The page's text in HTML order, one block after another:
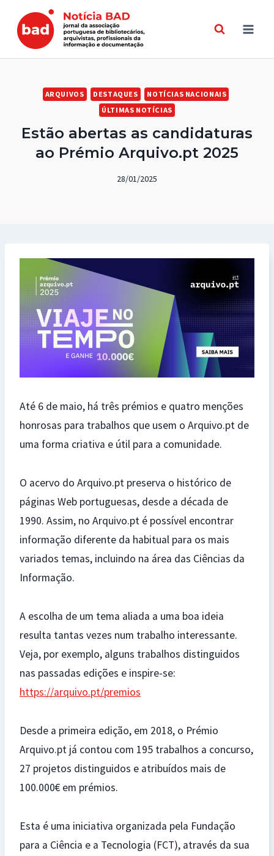
content
ARQUIVOS DESTAQUES
NOTÍCIAS NACIONAIS
ÚLTIMAS NOTÍCIAS
Estão abertas as candidaturas
ao Prémio Arquivo.pt 2025
28/01/2025
Até 6 de maio, há três prémios e quatro menções
honrosas para trabalhos que usem o Arquivo.pt de
uma forma criativa e útil para a comunidade.
O acervo do Arquivo.pt preserva o histórico de
páginas Web portuguesas, desde a década de
1990. Assim, no Arquivo.pt é possível encontrar
informação diferente da habitual para os mais
variados temas, incluindo na área das Ciências da
Informação.
A escolha de um tema aliada a uma boa ideia
resulta tantas vezes num trabalho interessante.
Veja, por exemplo, alguns trabalhos distinguidos
nas passadas edições e inspire-se:
https://arquivo.pt/premios
Desde a primeira edição, em 2018, o Prémio
Arquivo.pt já contou com 195 trabalhos a concurso,
27 projetos distinguidos e atribuídos mais de
100.000€ em prémios.
Esta é uma iniciativa organizada pela Fundação
para a Ciência e a Tecnologia (FCT), através da sua